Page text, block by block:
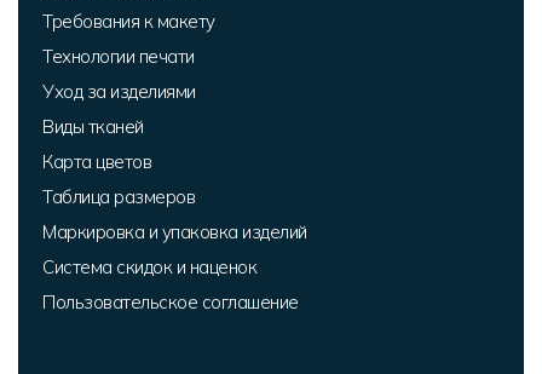
Требования к макету
Технологии печати
Уход за изделиями
Виды тканей
Карта цветов
Таблица размеров
Маркировка и упаковка изделий
Система скидок и наценок
Пользовательское соглашение